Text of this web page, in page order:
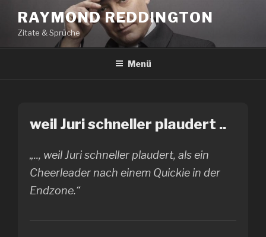
Inhalt
springen
RAYMOND REDDINGTON
Zitate & Sprüche
Menü
weil Juri schneller plaudert ..
„.., weil Juri schneller plaudert, als ein
Cheerleader nach einem Quickie in der
Endzone.“